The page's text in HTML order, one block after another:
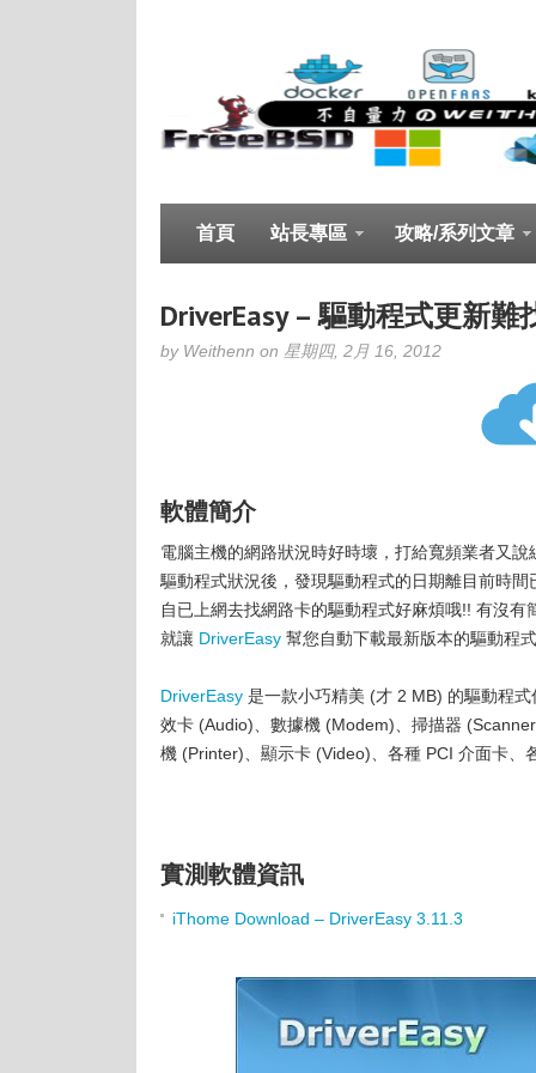
首頁 站長專區 攻略/系列文章
DriverEasy – 驅動程式更新
by Weithenn on 星期四, 2月 16, 2012
軟體簡介
電腦主機的網路狀況時好時壞，打給寬頻業者又
驅動程式狀況後，發現驅動程式的日期離目前時
自已上網去找網路卡的驅動程式好麻煩哦!! 有沒
就讓 DriverEasy 幫您自動下載最新版本的驅動程
DriverEasy 是一款小巧精美 (才 2 MB) 的驅動程
效卡 (Audio)、數據機 (Modem)、掃描器
機 (Printer)、顯示卡 (Video)、各種 PCI 介面卡
實測軟體資訊
iThome Download – DriverEasy 3.11.3